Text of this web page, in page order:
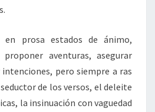
en prosa estados de ánimo,
proponer aventuras, asegurar
pero siempre a ras
de los versos, el deleite
la insinuación con vaguedad